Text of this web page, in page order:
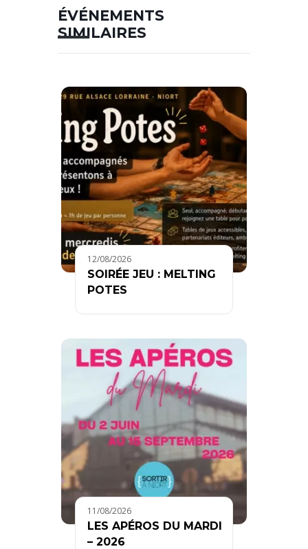
ÉVÉNEMENTS
SIMILAIRES
12/08/2026
SOIRÉE JEU : MELTING
POTES
11/08/2026
LES APÉROS DU MARDI
– 2026